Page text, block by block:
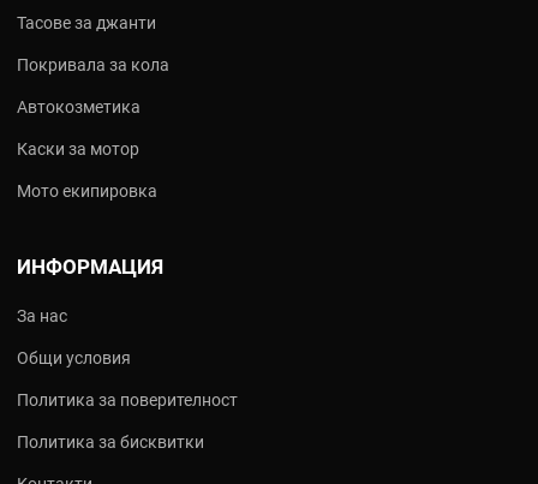
Тасове за джанти
Покривала за кола
Автокозметика
Каски за мотор
Мото екипировка
ИНФОРМАЦИЯ
За нас
Общи условия
Политика за поверителност
Политика за бисквитки